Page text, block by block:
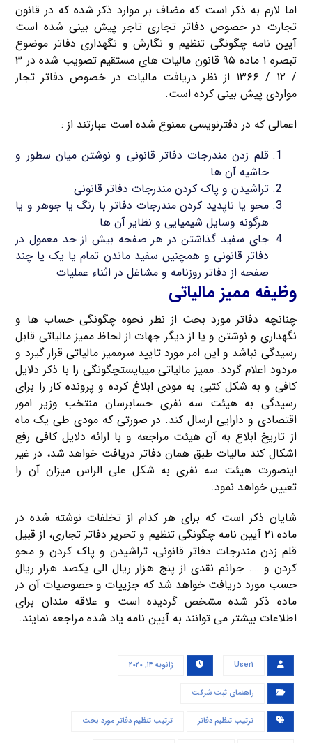
اما لازم به ذکر است که مضاف بر موارد ذکر شده که در قانون
تجارت در خصوص دفاتر تجاری تاجر پیش بینی شده است
آیین نامه چگونگی تنظیم و نگارش و نگهداری دفاتر موضوع
تبصره ۱ ماده ۹۵ قانون مالیات های مستقیم تصویب شده در ۳
/ ۱۲ / ۱۳۶۶ از نظر دریافت مالیات در خصوص دفاتر تجار
مواردی پیش بینی کرده است.
اعمالی که در دفترنویسی ممنوع شده است عبارتند از :
قلم زدن مندرجات دفاتر قانونی و نوشتن میان سطور و
حاشیه آن ها
تراشیدن و پاک کردن مندرجات دفاتر قانونی
محو یا ناپدید کردن مندرجات دفاتر با رنگ یا جوهر و یا
هرگونه وسایل شیمیایی و نظایر آن ها
جای سفید گذاشتن در هر صفحه بیش از حد معمول در
دفاتر قانونی و همچنین سفید ماندن تمام یا یک یا چند
صفحه از دفاتر روزنامه و مشاغل در اثناء عملیات
وظیفه ممیز مالیاتی
چنانچه دفاتر مورد بحث از نظر نحوه چگونگی حساب ها و
نگهداری و نوشتن و یا از دیگر جهات از لحاظ ممیز مالیاتی قابل
رسیدگی نباشد و این امر مورد تایید سرممیز مالیاتی قرار گیرد و
مردود اعلام گردد. ممیز مالیاتی میبایستچگونگی را با ذکر دلایل
کافی و به شکل کتبی به مودی ابلاغ کرده و پرونده کار را برای
رسیدگی به هیئت سه نفری حسابرسان منتخب وزیر امور
اقتصادی و دارایی ارسال کند. در صورتی که مودی طی یک ماه
از تاریخ ابلاغ به آن هیئت مراجعه و با ارائه دلایل کافی رفع
اشکال کند مالیات طبق همان دفاتر دریافت خواهد شد، در غیر
اینصورت هیئت سه نفری به شکل علی الراس میزان آن را
تعیین خواهد نمود.
شایان ذکر است که برای هر کدام از تخلفات نوشته شده در
ماده ۲۱ آیین نامه چگونگی تنظیم و تحریر دفاتر تجاری، از قبیل
قلم زدن مندرجات دفاتر قانونی، تراشیدن و پاک کردن و محو
کردن و …. جرائم نقدی از پنج هزار ریال الی یکصد هزار ریال
حسب مورد دریافت خواهد شد که جزییات و خصوصیات آن در
ماده ذکر شده مشخص گردیده است و علاقه مندان برای
اطلاعات بیشتر می توانند به آیین نامه یاد شده مراجعه نمایند.
User۱ ژانویه ۱۴, ۲۰۲۰
راهنمای ثبت شرکت
ترتیب تنظیم دفاتر ترتیب تنظیم دفاتر مورد بحث